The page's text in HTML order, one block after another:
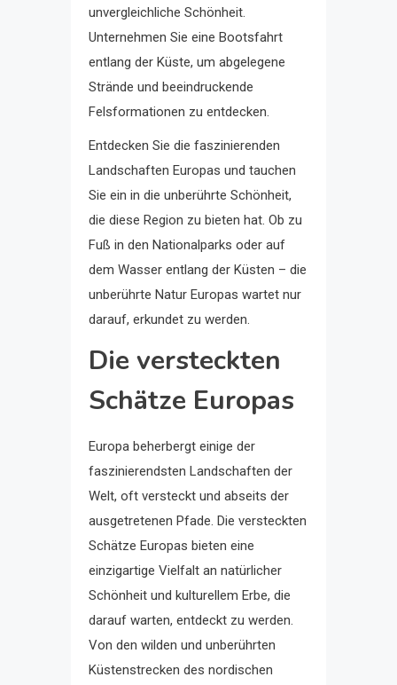
unvergleichliche Schönheit.
Unternehmen Sie eine Bootsfahrt
entlang der Küste, um abgelegene
Strände und beeindruckende
Felsformationen zu entdecken.
Entdecken Sie die faszinierenden
Landschaften Europas und tauchen
Sie ein in die unberührte Schönheit,
die diese Region zu bieten hat. Ob zu
Fuß in den Nationalparks oder auf
dem Wasser entlang der Küsten – die
unberührte Natur Europas wartet nur
darauf, erkundet zu werden.
Die versteckten
Schätze Europas
Europa beherbergt einige der
faszinierendsten Landschaften der
Welt, oft versteckt und abseits der
ausgetretenen Pfade. Die versteckten
Schätze Europas bieten eine
einzigartige Vielfalt an natürlicher
Schönheit und kulturellem Erbe, die
darauf warten, entdeckt zu werden.
Von den wilden und unberührten
Küstenstrecken des nordischen